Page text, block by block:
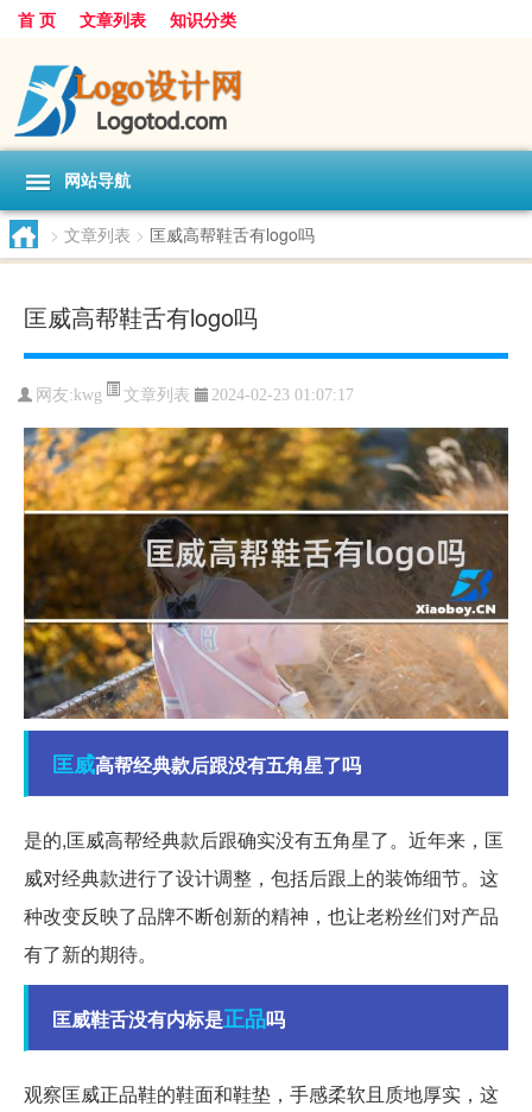
首 页 文章列表 知识分类
网站导航
> 文章列表 > 匡威高帮鞋舌有logo吗
匡威高帮鞋舌有logo吗
网友: kwg 文章列表 2024-02-23 01:07:17
匡威高帮经典款后跟没有五角星了吗
是的,匡威高帮经典款后跟确实没有五角星了。近年来，匡
威对经典款进行了设计调整，包括后跟上的装饰细节。这
种改变反映了品牌不断创新的精神，也让老粉丝们对产品
有了新的期待。
匡威鞋舌没有内标是正品吗
观察匡威正品鞋的鞋面和鞋垫，手感柔软且质地厚实，这